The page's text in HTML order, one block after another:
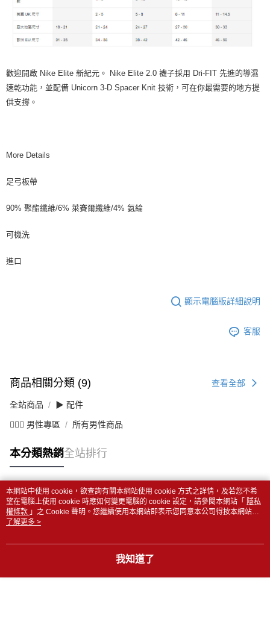
歡迎開啟 Nike Elite 新紀元。 Nike Elite 2.0 襪子採用 Dri-FIT 先進的導濕
速乾功能，並配備 Unicorn 3-D Spacer Knit 技術，可在你最需要的地方提
供支撐。
More Details
足弓板帶
90% 聚酯纖維/6% 萊賽爾纖維/4% 氨綸
可機洗
進口
顯示電腦版詳細說明
客服
商品相關分類 (9) 查看全部
全站商品 ▶ 配件
💁🏻‍♂️ 男性專區 所有男性商品
本分類熱銷全站排行
熱門標籤
本網站中使用 cookie，欲查詢有關本網站使用 cookie 方式之詳情，及若您不希
望在電腦上使用 cookie 時應如何變更電腦的 cookie 設定，請參閱本網站「 隱私
權條款 」之 Cookie 聲明。您繼續使用本網站即表示您同意本公司得按本網站使
用條款之 Cookie 聲明使用 cookie。
了解更多 >
我知道了